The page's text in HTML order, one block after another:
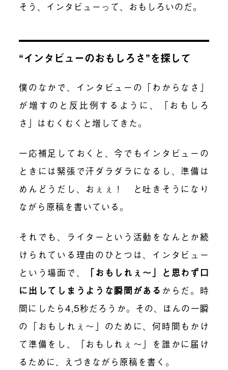
そう、インタビューって、おもしろいのだ。
“インタビューのおもしろさ”を探して
僕のなかで、インタビューの「わからなさ」
が増すのと反比例するように、「おもしろ
さ」はむくむくと増してきた。
一応補足しておくと、今でもインタビューの
ときには緊張で汗ダラダラになるし、準備は
めんどうだし、おぇぇ！ と吐きそうになり
ながら原稿を書いている。
それでも、ライターという活動をなんとか続
けられている理由のひとつは、インタビュー
という場面で、
「おもしれぇ〜」と思わず口
に出してしまうような瞬間がある からだ。時
間にしたら4,5秒だろうか。その、ほんの一瞬
の「おもしれぇ〜」のために、何時間もかけ
て準備をし、「おもしれぇ〜」を誰かに届け
るために、えづきながら原稿を書く。